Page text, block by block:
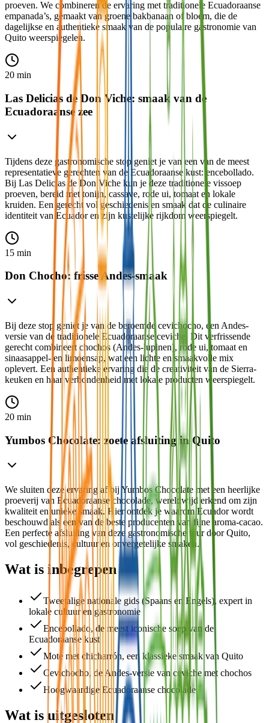
proeven. We combineren de ervaring met traditionele Ecuadoraanse
empanada’s, gemaakt van groene bakbanaan of bloem, die de
dagelijkse en authentieke smaak van de populaire gastronomie van
Quito weerspiegelen.
20 min
Las Delicias de Don Viche: smaak van de
Ecuadoraanse zee
Tijdens deze gastronomische stop geniet je van een van de meest
representatieve gerechten van de Ecuadoraanse kust: encebollado.
Bij Las Delicias de Don Viche kun je deze traditionele vissoep
proeven, bereid met tonijn, cassave, rode ui, tomaat en lokale
kruiden. Een gerecht vol geschiedenis en smaak dat de culinaire
identiteit van Ecuador en zijn kustelijke rijkdom weerspiegelt.
15 min
Don Chocho: frisse Andes-smaak
Bij deze stop geniet je van de beroemde cevichocho, een Andes-
versie van de traditionele Ecuadoraanse ceviche. Dit verfrissende
gerecht combineert chochos (Andes-lupinen), rode ui, tomaat en
sinaasappel- en limoensap, wat een lichte en smaakvolle mix
oplevert. Een authentieke ervaring die de creativiteit van de Sierra-
keuken en haar verbondenheid met lokale producten weerspiegelt.
20 min
Yumbos Chocolate: zoete afsluiting in Quito
We sluiten deze ervaring af bij Yumbos Chocolate met een heerlijke
proeverij van Ecuadoraanse chocolade, wereldwijd erkend om zijn
kwaliteit en unieke smaak. Hier ontdek je waarom Ecuador wordt
beschouwd als een van de beste producenten van fijne aroma-cacao.
Een perfecte afsluiting van deze gastronomische tour door Quito,
vol geschiedenis, cultuur en onvergetelijke smaken.
Wat is inbegrepen
Tweetalige nationale gids (Spaans en Engels), expert in
lokale cultuur en gastronomie
Encebollado, de meest iconische soep van de
Ecuadoraanse kust
Mote met chicharrón, een klassieke smaak van Quito
Cevichocho, de Andes-versie van ceviche met chochos
Hoogwaardige Ecuadoraanse chocolade
Wat is uitgesloten